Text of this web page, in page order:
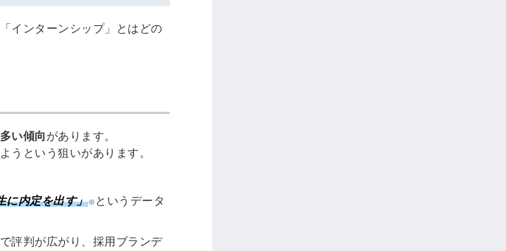
インターンシップ」とはどの
い傾向 があります。
うという狙いがあります。
に内定を出す」※ というデータ
評判が広がり、採用ブランデ
採用にまつわ
る独自の調査
レポートが届
採用課題の解
用の取り組み